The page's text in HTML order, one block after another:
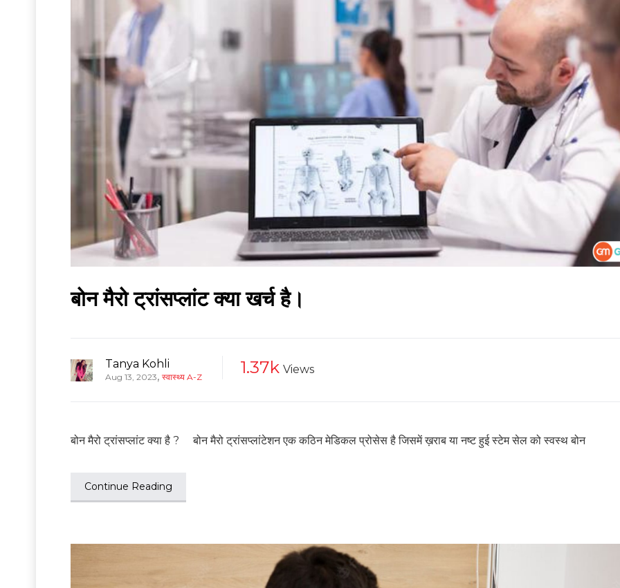
बोन मैरो ट्रांसप्लांट क्या खर्च है।
Tanya Kohli
Aug 13, 2023, स्वास्थ्य A-Z 1.37k Views
बोन मैरो ट्रांसप्लांट क्या है ? बोन मैरो ट्रांसप्लांटेशन एक कठिन मेडिकल प्रोसेस है जिसमें ख़राब या नष्ट हुई स्टेम सेल को स्वस्थ बोन
Continue Reading